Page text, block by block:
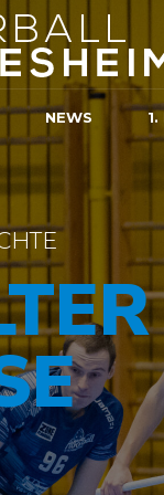
NEWS